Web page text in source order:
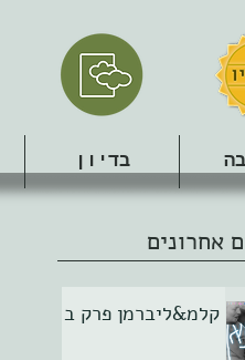
בדיון
אחרונים
קלמ&ליברמן פרק ב